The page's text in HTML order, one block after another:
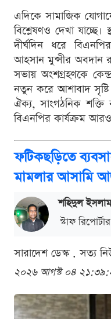
এদিকে সামাজিক
বিশ্লেষণও দেখা যাচ্ছে।
দীর্ঘদিন ধরে
আহসান মুন্সীর অবদান
সভায় অংশগ্রহণকে
নতুন করে আশাবাদ
ঐক্য, সাংগঠনিক শক্তি
বিএনপির কার্যক্রম
ফটিকছড়িতে
মামলার আসামি
শ‌হিদুল ইসলাম
স্টাফ রিপোর্টার
সারাদেশ ডেস্ক . সত্য
২০২৬ আগস্ট ০৪